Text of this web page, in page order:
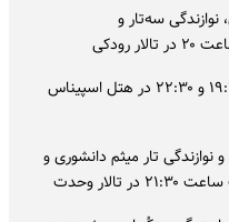
سه‌تار و
ناصر زینلی ۲۵ اردیبهشت سانس‌های ۱۹:۳۰ و ۲۲:۳۰ در هتل اسپیناس
تار میثم دانشوری و